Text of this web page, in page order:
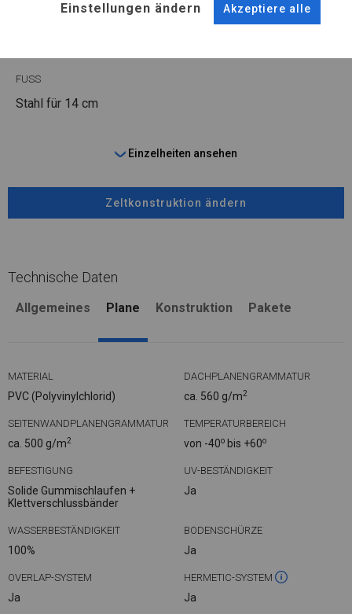
ANSCHLÜSSE
FUSS
Stahl für 14 cm
Einzelheiten ansehen
Zeltkonstruktion ändern
Technische Daten
Allgemeines Plane Konstruktion Pakete
MATERIAL
PVC (Polyvinylchlorid)
DACHPLANENGRAMMATUR
ca. 560 g/m2
SEITENWANDPLANENGRAMMATUR
ca. 500 g/m2
TEMPERATURBEREICH
von -40o bis +60o
BEFESTIGUNG
Solide Gummischlaufen +
Klettverschlussbänder
UV-BESTÄNDIGKEIT
Ja
WASSERBESTÄNDIGKEIT
100%
BODENSCHÜRZE
Ja
OVERLAP-SYSTEM
Ja
HERMETIC-SYSTEM
Ja
Einstellungen ändern Akzeptiere alle